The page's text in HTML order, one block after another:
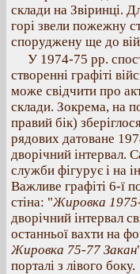
склади на Звіринці.
горі звели пожежну
споруджену ще до
У 1974-75 рр.
створенні графіті
може свідчити про
склади. Зокрема, на
правий бік)
рядових датоване
дворічний інтервал.
служби фігурує і на
Важливе графіті 6-ї
стіна: "Жировка
дворічний інтервал
останньої вахти на
Жировка 75-77 Закан
порталі з лівого боку.